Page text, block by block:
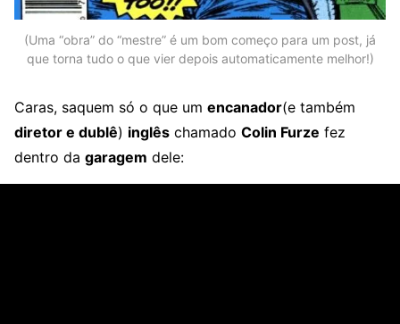
(Uma “obra” do “mestre” é um bom começo para um post, já
que torna tudo o que vier depois automaticamente melhor!)
Caras, saquem só o que um encanador(e também
diretor e dublê) inglês chamado Colin Furze fez
dentro da garagem dele: